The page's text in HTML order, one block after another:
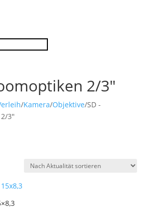
2/3"
/Kamera/Objektive/SD -
3"